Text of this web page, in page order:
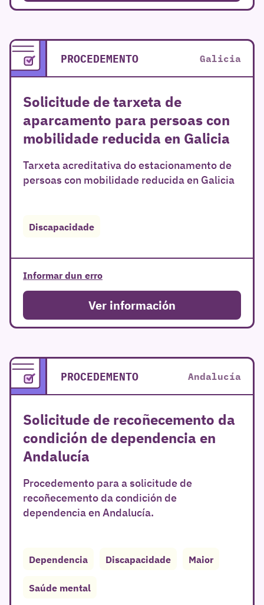
PROCEDEMENTO Galicia
Solicitude de tarxeta de
aparcamento para persoas con
mobilidade reducida en Galicia
Tarxeta acreditativa do estacionamento de
persoas con mobilidade reducida en Galicia
Discapacidade
Informar dun erro
Ver información
PROCEDEMENTO Andalucía
Solicitude de recoñecemento da
condición de dependencia en
Andalucía
Procedemento para a solicitude de
recoñecemento da condición de
dependencia en Andalucía.
Dependencia Discapacidade Maior
Saúde mental